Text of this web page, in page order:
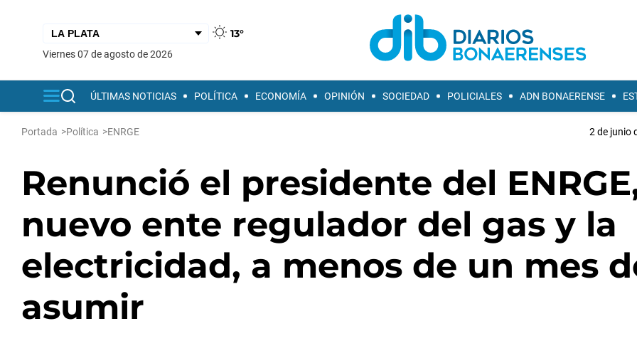
13°
viernes 07 de agosto de 2026
ÚLTIMAS NOTICIAS POLÍTICA ECONOMÍA OPINIÓN SOCIEDAD POLICIALES ADN BONAERENSE
Portada >Política >ENRGE 2 de junio
Renunció el presidente del
nuevo ente regulador del gas y la
electricidad, a menos de un mes
asumir